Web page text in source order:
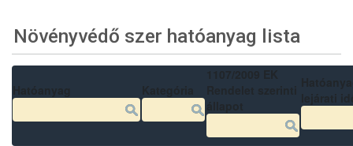
Növényvédő szer hatóanyag lista